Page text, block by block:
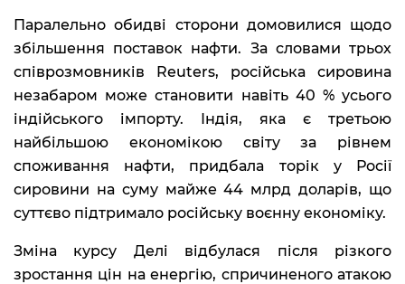
Паралельно обидві сторони домовилися щодо
збільшення поставок нафти. За словами трьох
співрозмовників Reuters, російська сировина
незабаром може становити навіть 40 % усього
індійського імпорту. Індія, яка є третьою
найбільшою економікою світу за рівнем
споживання нафти, придбала торік у Росії
сировини на суму майже 44 млрд доларів, що
суттєво підтримало російську воєнну економіку.
Зміна курсу Делі відбулася після різкого
зростання цін на енергію, спричиненого атакою